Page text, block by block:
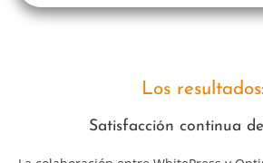
Los resultados:
Satisfacción continua